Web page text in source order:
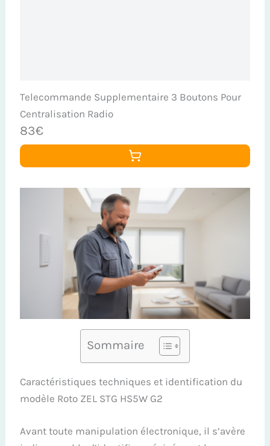
Telecommande Supplementaire 3 Boutons Pour
Centralisation Radio
83€
Sommaire
Caractéristiques techniques et identification du
modèle Roto ZEL STG HS5W G2
Avant toute manipulation électronique, il s’avère